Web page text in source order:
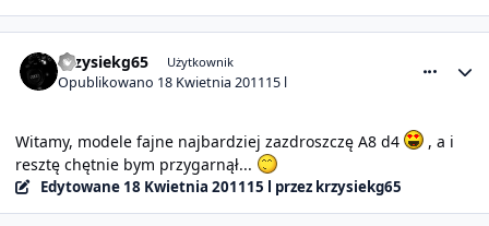
krzysiekg65 Użytkownik
Opublikowano 18 Kwietnia 201115 l
Witamy, modele fajne najbardziej zazdroszczę A8 d4
, a i
resztę chętnie bym przygarnął...
Edytowane 18 Kwietnia 201115 l przez krzysiekg65